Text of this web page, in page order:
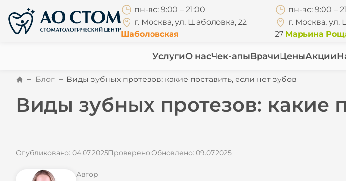
пн-вс: 9:00 – 21:00
г. Москва, ул. Шаболовка, 22
Шаболовская
пн-вс: 9:00 –
г. Москва, ул.
27 Марьина
УслугиО насЧек-апыВрачиЦеныАкции
Блог Виды зубных протезов: какие поставить, если нет зубов
Виды зубных протезов: какие
Опубликовано: 04.07.2025Проверено:Обновлено: 09.07.2025
Автор